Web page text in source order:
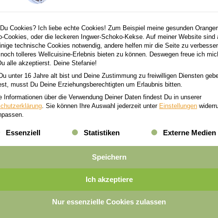
abgestimmt Ihre Suchbegriffe. Bitte versuchen Sie
keine gesunde
Newsletter und erhalte meinen Mallorca Foodie-Guide 2026
Cookies? Ich liebe echte Cookies! Zum Beispiel meine gesunden
Cookies, oder die leckeren Ingwer-Schoko-Kekse. Auf meiner Website sind
technische Cookies notwendig, andere helfen mir die Seite zu
tolleres Wellcuisine-Erlebnis bieten zu können. Deswegen freue ich
alle akzeptierst. Deine Stefanie!
unter 16 Jahre alt bist und Deine Zustimmung zu freiwilligen Diensten
musst Du Deine Erziehungsberechtigten um Erlaubnis bitten.
Informationen über die Verwendung Deiner Daten findest Du in unserer
Sie können Ihre Auswahl jederzeit unter Einstellungen
eine Liste der Service-Gruppen, für die eine Einwilligung
Essenziell Statistiken Externe Medien
Speichern
Ich akzeptiere
Nur essenzielle Cookies zulassen